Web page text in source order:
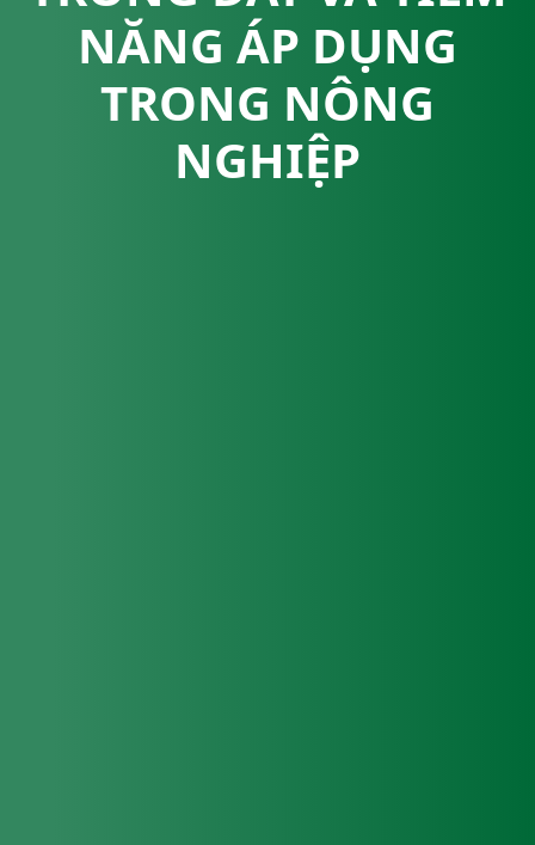
NĂNG ÁP DỤNG
TRONG NÔNG
NGHIỆP